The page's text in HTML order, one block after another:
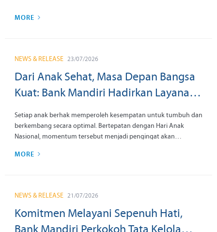
MORE
NEWS & RELEASE 23/07/2026
Dari Anak Sehat, Masa Depan Bangsa
Kuat: Bank Mandiri Hadirkan Layanan
Kesehatan Preventif bagi Anak di 10
Kota
Setiap anak berhak memperoleh kesempatan untuk tumbuh dan
berkembang secara optimal. Bertepatan dengan Hari Anak
Nasional, momentum tersebut menjadi pengingat akan
dukungan yang membantu anak mencapai potensi terbaiknya
MORE
NEWS & RELEASE 21/07/2026
Komitmen Melayani Sepenuh Hati,